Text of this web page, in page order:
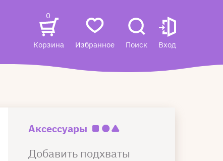
0
Корзина Избранное Поиск Вход
Аксессуары
Добавить подхваты